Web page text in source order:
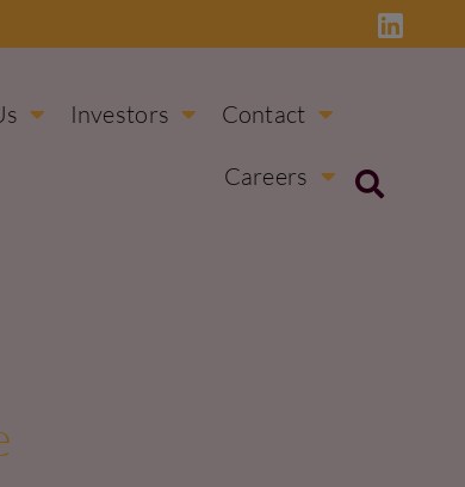
Investors Contact
Careers